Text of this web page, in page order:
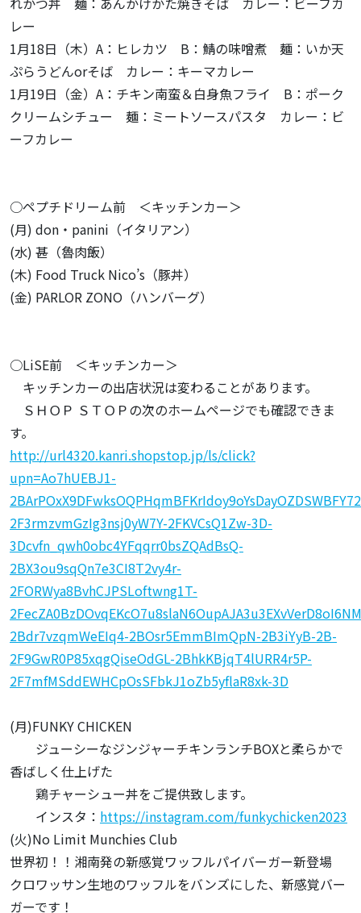
レー
1月18日（木）A：ヒレカツ B：鯖の味噌煮 麺：いか天
ぷらうどんorそば カレー：キーマカレー
1月19日（金）A：チキン南蛮＆白身魚フライ B：ポーク
クリームシチュー 麺：ミートソースパスタ カレー：ビ
ーフカレー
○ペプチドリーム前 ＜キッチンカー＞
(月) don・panini（イタリアン）
(水) 甚（魯肉飯）
(木) Food Truck Nico’s（豚丼）
(金) PARLOR ZONO（ハンバーグ）
○LiSE前 ＜キッチンカー＞
キッチンカーの出店状況は変わることがあります。
ＳＨＯＰ ＳＴＯＰの次のホームページでも確認できま
す。
http://url4320.kanri.shopstop.jp/ls/click?
upn=Ao7hUEBJ1-
2F3rmzvmGzIg3nsj0yW7Y-2FKVCsQ1Zw-3D-
3Dcvfn_qwh0obc4YFqqrr0bsZQAdBsQ-
2BX3ou9sqQn7e3CI8T2vy4r-
2FORWya8BvhCJPSLoftwng1T-
2Bdr7vzqmWeEIq4-2BOsr5EmmBImQpN-2B3iYyB-2B-
2F9GwR0P85xqgQiseOdGL-2BhkKBjqT4lURR4r5P-
2F7mfMSddEWHCpOsSFbkJ1oZb5yflaR8xk-3D
(月)FUNKY CHICKEN
ジューシーなジンジャーチキンランチBOXと柔らかで
香ばしく仕上げた
鶏チャーシュー丼をご提供致します。
インスタ： https://instagram.com/funkychicken2023
(火)No Limit Munchies Club
世界初！！湘南発の新感覚ワッフルパイバーガー新登場
クロワッサン生地のワッフルをバンズにした、新感覚バー
ガーです！